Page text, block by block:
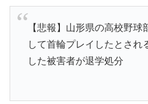
【悲報】山形県の高校野
して首輪プレイしたとされ
した被害者が退学処分